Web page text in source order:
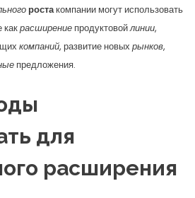
ростакомпании могут использовать
какрасширениепродуктовойлинии,
компаний, развитие новых рынков,
предложения.
для
расширения